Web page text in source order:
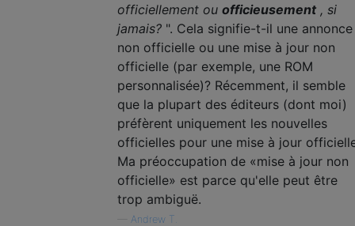
officiellement ou officieusement , si
jamais? ". Cela signifie-t-il une annonce
non officielle ou une mise à jour non
officielle (par exemple, une ROM
personnalisée)? Récemment, il semble
que la plupart des éditeurs (dont moi)
préfèrent uniquement les nouvelles
officielles pour une mise à jour
Ma préoccupation de «mise à jour non
officielle» est parce qu'elle peut être
trop ambiguë.
Andrew T.